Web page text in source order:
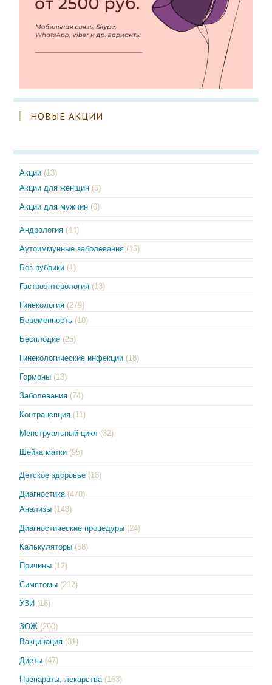
НОВЫЕ АКЦИИ
Акции (13)
Акции для женщин (6)
Акции для мужчин (6)
Андрология (44)
Аутоиммунные заболевания (15)
Без рубрики (1)
Гастроэнтерология (13)
Гинекология (279)
Беременность (10)
Бесплодие (25)
Гинекологические инфекции (18)
Гормоны (13)
Заболевания (74)
Контрацепция (11)
Менструальный цикл (32)
Шейка матки (95)
Детское здоровье (18)
Диагностика (470)
Анализы (148)
Диагностические процедуры (24)
Калькуляторы (58)
Причины (12)
Симптомы (212)
УЗИ (16)
ЗОЖ (290)
Вакцинация (31)
Диеты (47)
Препараты, лекарства (163)